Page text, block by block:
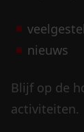
nieuws
Blijf op de
activiteiten.